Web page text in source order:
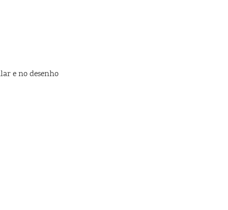
e no desenho